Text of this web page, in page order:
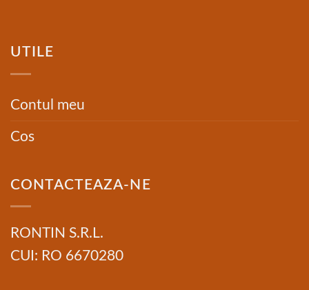
UTILE
Contul meu
Cos
CONTACTEAZA-NE
RONTIN S.R.L.
CUI: RO 6670280